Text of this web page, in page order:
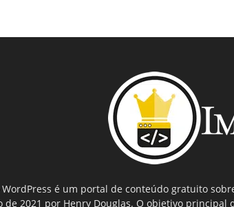
é um portal de conteúdo gratuito
de 2021 por Henry Douglas. O objetivo